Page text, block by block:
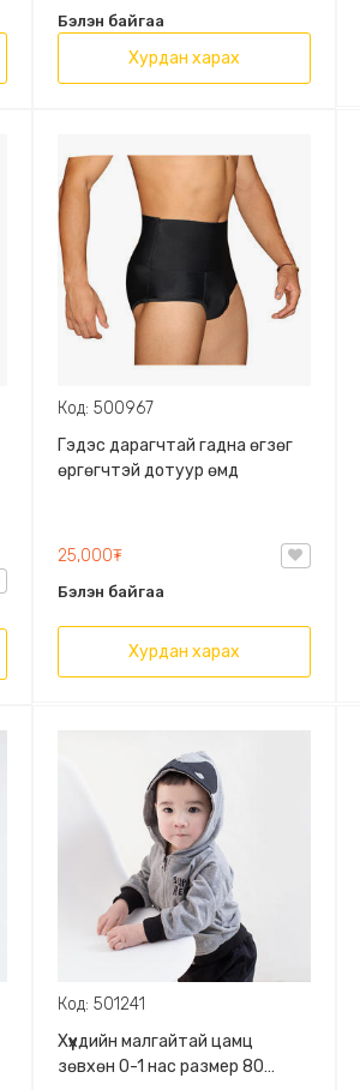
Бэлэн байгаа
Хурдан харах
Код: 500967
Гэдэс дарагчтай гадна өгзөг
өргөгчтэй дотуур өмд
25,000₮
Бэлэн байгаа
Хурдан харах
Код: 501241
Хүүхдийн малгайтай цамц
зөвхөн 0-1 нас размер 80